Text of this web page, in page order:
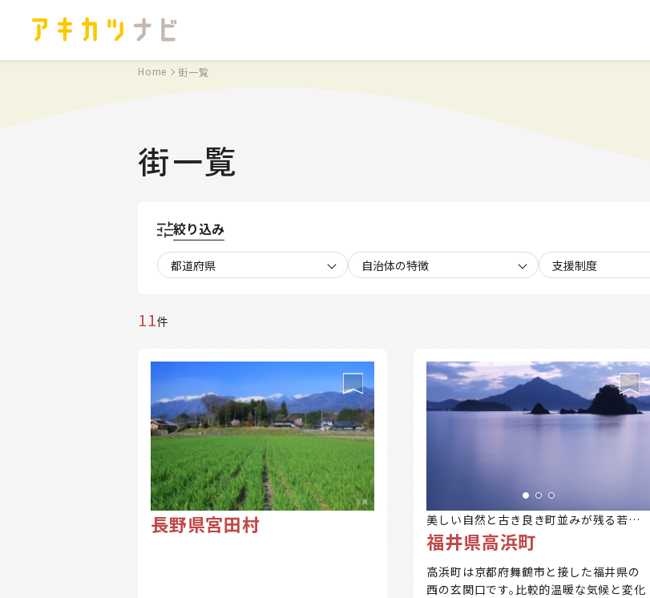
Home 街一覧
街一覧
絞り込み
都道府県 自治体の特徴 支援制度
11件
長野県宮田村
美しい自然と古き良き町並みが残る若狭
高浜
福井県高浜町
高浜町は京都府舞鶴市と接した福井県の
西の玄関口です。比較的温暖な気候と変化